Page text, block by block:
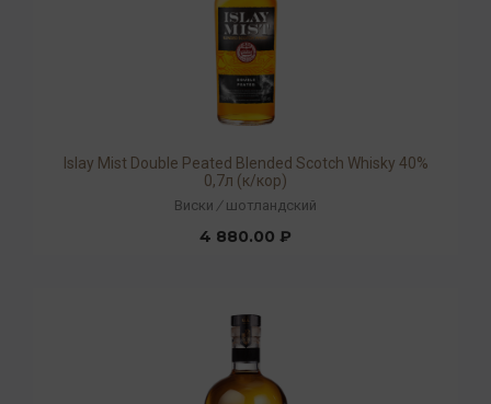
Islay Mist Double Peated Blended Scotch Whisky 40%
0,7л (к/кор)
Виски / шотландский
4 880.00 ₽